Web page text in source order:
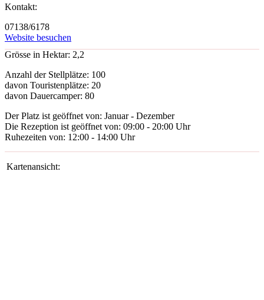
Kontakt:
07138/6178
Website besuchen
Grösse in Hektar: 2,2
Anzahl der Stellplätze: 100
davon Touristenplätze: 20
davon Dauercamper: 80
Der Platz ist geöffnet von: Januar - Dezember
Die Rezeption ist geöffnet von: 09:00 - 20:00 Uhr
Ruhezeiten von: 12:00 - 14:00 Uhr
Kartenansicht: